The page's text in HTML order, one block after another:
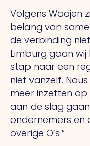
Volgens Waajen
belang van
de verbinding
Limburg gaan
stap naar een
niet vanzelf. Nous
meer inzetten
aan de slag
ondernemers en
overige O’s.”